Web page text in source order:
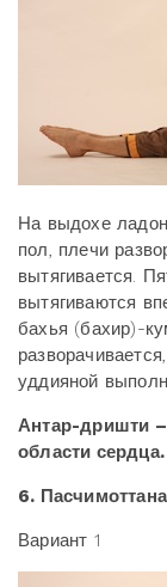
На выдохе
пол, плечи
вытягивается.
вытягиваются
бахья (бахир)-
уддияной
Антар-дришти
области сердца.
6.
Вариант 1